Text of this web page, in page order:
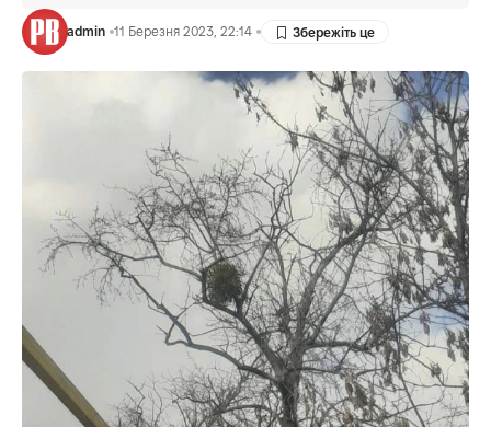
admin 11 Березня 2023, 22:14